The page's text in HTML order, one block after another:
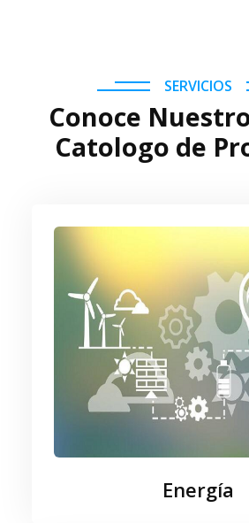
SERVICIOS
Conoce
Catologo de
Energía